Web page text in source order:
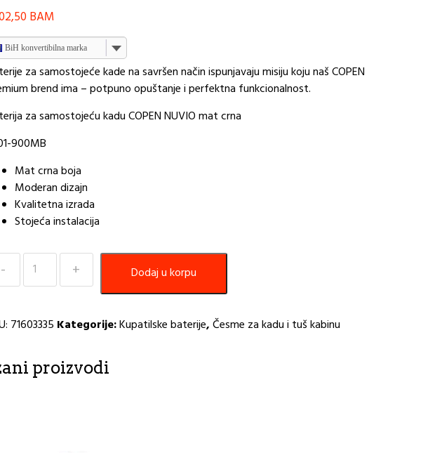
BAM
BiH konvertibilna marka
za samostojeće kade na savršen način ispunjavaju misiju koju naš COPEN
brend ima – potpuno opuštanje i perfektna funkcionalnost.
za samostojeću kadu COPEN NUVIO mat crna
900MB
Mat crna boja
Moderan dizajn
Kvalitetna izrada
Stojeća instalacija
Baterija
COPEN
samostojecu
mat
crna
Dodaj u korpu
71603335 Kategorije:Kupatilske baterije,Česme za kadu i tuš kabinu
proizvodi